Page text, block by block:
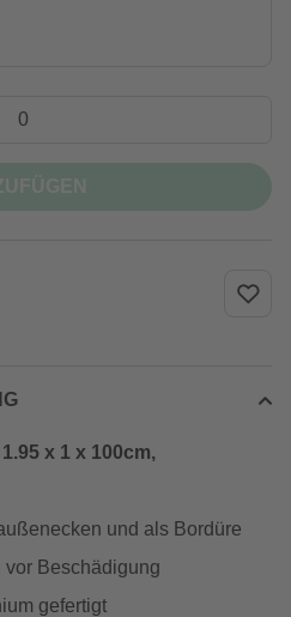
x 1 x 100cm,
und als Bordüre
Beschädigung
gefertigt